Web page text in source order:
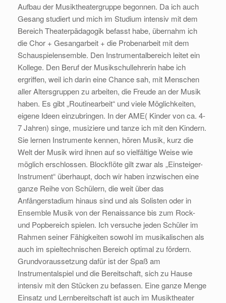
Aufbau der Musiktheatergruppe begonnen. Da ich auch
Gesang studiert und mich im Studium intensiv mit dem
Bereich Theaterpädagogik befasst habe, übernahm ich
die Chor + Gesangarbeit + die Probenarbeit mit dem
Schauspielensemble. Den Instrumentalbereich leitet ein
Kollege. Den Beruf der Musikschullehrerin habe ich
ergriffen, weil ich darin eine Chance sah, mit Menschen
aller Altersgruppen zu arbeiten, die Freude an der Musik
haben. Es gibt „Routinearbeit“ und viele Möglichkeiten,
eigene Ideen einzubringen. In der AME( Kinder von ca. 4-
7 Jahren) singe, musiziere und tanze ich mit den Kindern.
Sie lernen Instrumente kennen, hören Musik, kurz die
Welt der Musik wird ihnen auf so vielfältige Weise wie
möglich erschlossen. Blockflöte gilt zwar als „Einsteiger-
Instrument“ überhaupt, doch wir haben inzwischen eine
ganze Reihe von Schülern, die weit über das
Anfängerstadium hinaus sind und als Solisten oder in
Ensemble Musik von der Renaissance bis zum Rock-
und Popbereich spielen. Ich versuche jeden Schüler im
Rahmen seiner Fähigkeiten sowohl im musikalischen als
auch im spieltechnischen Bereich optimal zu fördern.
Grundvoraussetzung dafür ist der Spaß am
Instrumentalspiel und die Bereitschaft, sich zu Hause
intensiv mit den Stücken zu befassen. Eine ganze Menge
Einsatz und Lernbereitschaft ist auch im Musiktheater